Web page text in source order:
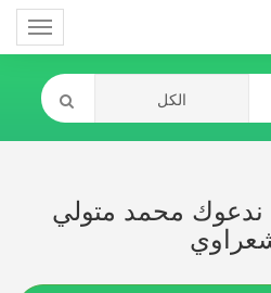
ندعوك محمد متولي